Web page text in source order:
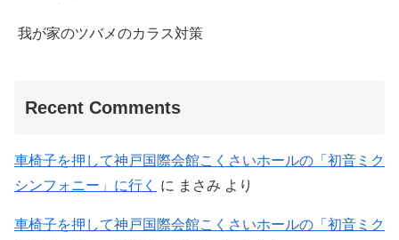
我が家のツバメのカラス対策
Recent Comments
車椅子を押して神戸国際会館こくさいホールの「初音ミク
シンフォニー」に行く
に まさみ より
車椅子を押して神戸国際会館こくさいホールの「初音ミク